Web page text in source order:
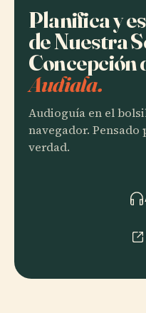
Planifica y
de Nuestra
Concepción
Audiala.
Audioguía en el
navegador. Pensado
verdad.